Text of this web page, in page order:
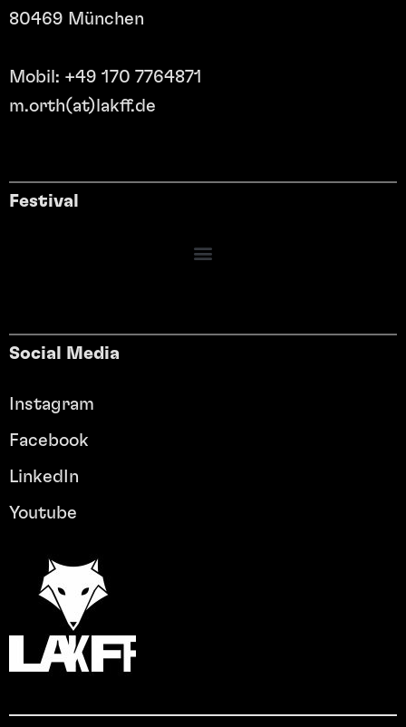
80469 München
Mobil: +49 170 7764871
m.orth(at)lakff.de
Festival
Social Media
Instagram
Facebook
LinkedIn
Youtube